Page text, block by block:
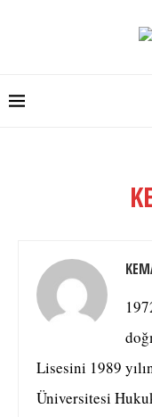
Lisesini 1989
Üniversitesi